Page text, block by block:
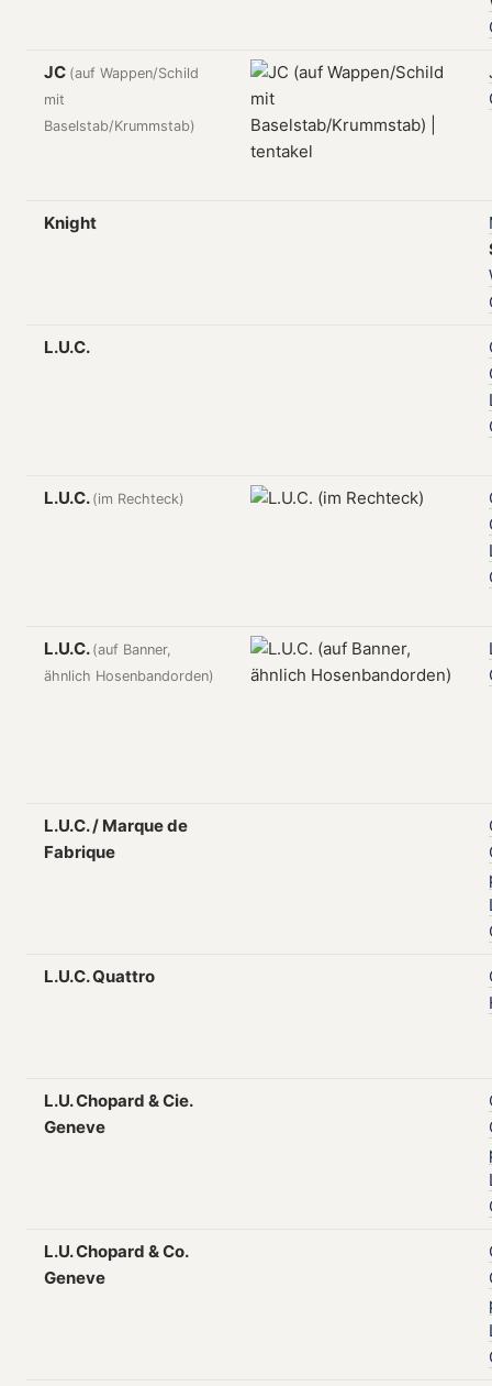
JC (auf Wappen/Schild
mit
Baselstab/Krummstab)
Knight
L.U.C.
L.U.C. (im Rechteck)
L.U.C. (auf Banner,
ähnlich Hosenbandorden)
L.U.C. / Marque de
Fabrique
L.U.C. Quattro
L.U. Chopard & Cie.
Geneve
L.U. Chopard & Co.
Geneve